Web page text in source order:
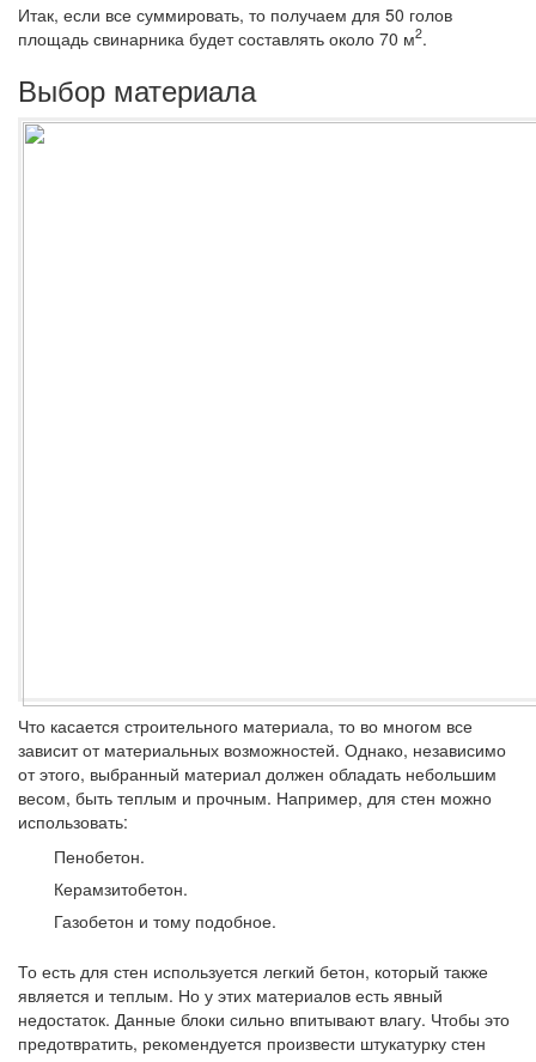
Итак, если все суммировать, то получаем для 50 голов
площадь свинарника будет составлять около 70 м2.
Выбор материала
Что касается строительного материала, то во многом все
зависит от материальных возможностей. Однако, независимо
от этого, выбранный материал должен обладать небольшим
весом, быть теплым и прочным. Например, для стен можно
использовать:
Пенобетон.
Керамзитобетон.
Газобетон и тому подобное.
То есть для стен используется легкий бетон, который также
является и теплым. Но у этих материалов есть явный
недостаток. Данные блоки сильно впитывают влагу. Чтобы это
предотвратить, рекомендуется произвести штукатурку стен